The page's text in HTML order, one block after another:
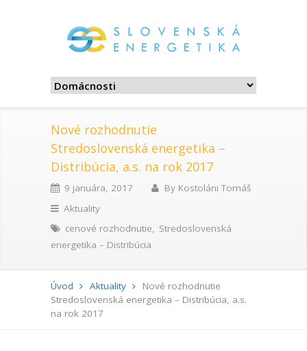
Nové rozhodnutie
Stredoslovenská energetika –
Distribúcia, a.s. na rok 2017
9 januára, 2017 By Kostoláni Tomáš
Aktuality
cenové rozhodnutie, Stredoslovenská
energetika – Distribúcia
Úvod Aktuality
Nové rozhodnutie
Stredoslovenská energetika – Distribúcia, a.s.
na rok 2017